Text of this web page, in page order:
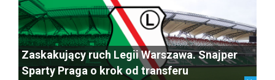
Zaskakujący ruch Legii Warszawa. Snajper
Sparty Praga o krok od transferu